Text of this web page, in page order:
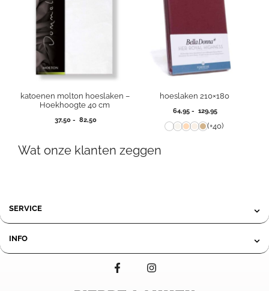
katoenen molton hoeslaken –
Hoekhoogte 40 cm
37,50 - 82,50Prijsklasse:
82,50
hoeslaken 210×180
64,95 - 129,95Prijsklasse:
tot
(+40)
Wat onze klanten zeggen
SERVICE
INFO